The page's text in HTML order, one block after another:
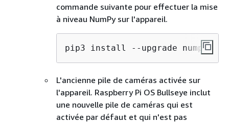
commande suivante pour effectuer la mise
à niveau NumPy sur l'appareil.
pip3 install --upgrade numpy
L'ancienne pile de caméras activée sur
l'appareil. Raspberry Pi OS Bullseye inclut
une nouvelle pile de caméras qui est
activée par défaut et qui n'est pas